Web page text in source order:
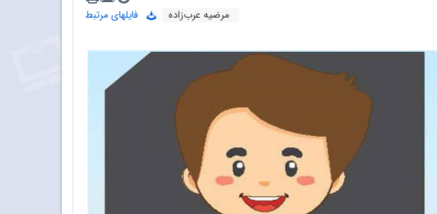
مرضیه عرب‌زاده
فایلهای مرتبط